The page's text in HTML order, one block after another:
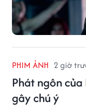
PHIM ẢNH 2 giờ
Phát ngôn
gây chú ý